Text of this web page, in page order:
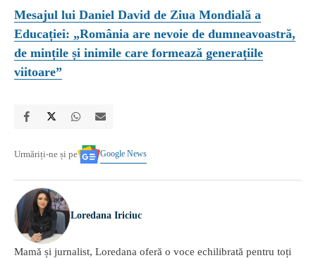
Mesajul lui Daniel David de Ziua Mondială a
Educației: „România are nevoie de dumneavoastră,
de mințile și inimile care formează generațiile
viitoare”
Urmăriți-ne și pe Google News
Loredana Iriciuc
Mamă și jurnalist, Loredana oferă o voce echilibrată pentru toți